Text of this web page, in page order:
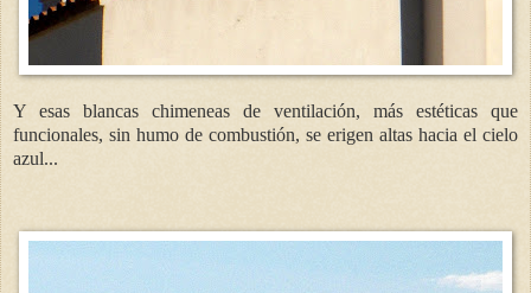
Y esas blancas chimeneas de ventilación, más estéticas que
funcionales, sin humo de combustión, se erigen altas hacia el cielo
azul...